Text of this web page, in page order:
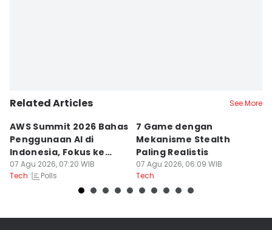
Related Articles See More
AWS Summit 2026 Bahas
Penggunaan AI di
Indonesia, Fokus ke
Dampak
07 Agu 2026, 07:20 WIB
Tech
Polls
7 Game dengan
Mekanisme Stealth
Paling Realistis
07 Agu 2026, 06:09 WIB
Tech